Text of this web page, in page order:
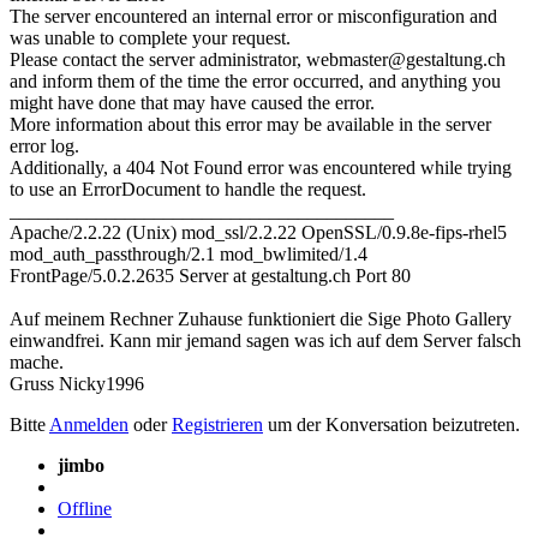
The server encountered an internal error or misconfiguration and
was unable to complete your request.
Please contact the server administrator, webmaster@gestaltung.ch
and inform them of the time the error occurred, and anything you
might have done that may have caused the error.
More information about this error may be available in the server
error log.
Additionally, a 404 Not Found error was encountered while trying
to use an ErrorDocument to handle the request.
Apache/2.2.22 (Unix) mod_ssl/2.2.22 OpenSSL/0.9.8e-fips-rhel5
mod_auth_passthrough/2.1 mod_bwlimited/1.4
FrontPage/5.0.2.2635 Server at gestaltung.ch Port 80
Auf meinem Rechner Zuhause funktioniert die Sige Photo Gallery
einwandfrei. Kann mir jemand sagen was ich auf dem Server falsch
mache.
Gruss Nicky1996
Bitte Anmelden oderRegistrieren um der Konversation beizutreten.
jimbo
Offline